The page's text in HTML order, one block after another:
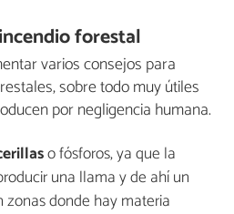
forestal
varios consejos para
sobre todo muy útiles
por negligencia humana.
o fósforos, ya que la
una llama y de ahí un
zonas donde hay materia